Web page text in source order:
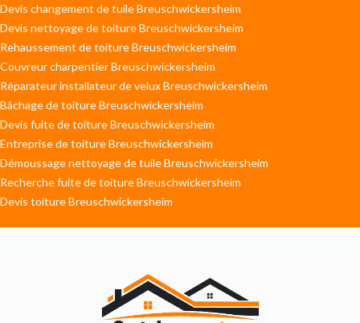
Devis changement de tuile Breuschwickersheim
Devis nettoyage de toiture Breuschwickersheim
Rehaussement de toiture Breuschwickersheim
Couvreur charpentier Breuschwickersheim
Réparateur installateur de velux Breuschwickersheim
Bâchage de toiture Breuschwickersheim
Devis fuite de toiture Breuschwickersheim
Entreprise de toiture Breuschwickersheim
Démoussage nettoyage de tuile Breuschwickersheim
Recherche fuite de toiture Breuschwickersheim
Devis toiture Breuschwickersheim